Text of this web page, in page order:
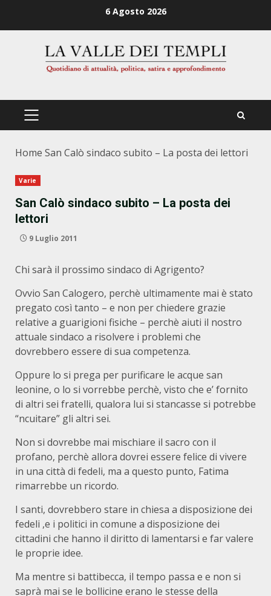
6 Agosto 2026
PRIMÄRES
Home San Calò sindaco subito – La posta dei lettori
Varie
San Calò sindaco subito – La posta dei
lettori
9 Luglio 2011
Chi sarà il prossimo sindaco di Agrigento?
Ovvio San Calogero, perchè ultimamente mai è stato
pregato così tanto – e non per chiedere grazie
relative a guarigioni fisiche – perchè aiuti il nostro
attuale sindaco a risolvere i problemi che
dovrebbero essere di sua competenza.
Oppure lo si prega per purificare le acque san
leonine, o lo si vorrebbe perchè, visto che e’ fornito
di altri sei fratelli, qualora lui si stancasse si potrebbe
“ncuitare” gli altri sei.
Non si dovrebbe mai mischiare il sacro con il
profano, perchè allora dovrei essere felice di vivere
in una città di fedeli, ma a questo punto, Fatima
rimarrebbe un ricordo.
I santi, dovrebbero stare in chiesa a disposizione dei
fedeli ,e i politici in comune a disposizione dei
cittadini che hanno il diritto di lamentarsi e far valere
le proprie idee.
Ma mentre si battibecca, il tempo passa e e non si
saprà mai se le bollicine erano le stesse della